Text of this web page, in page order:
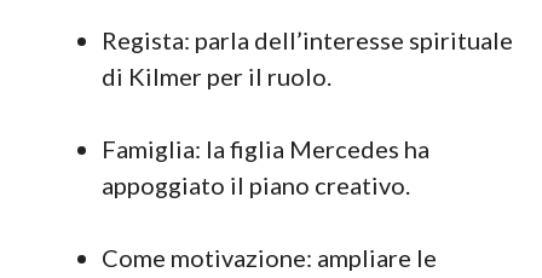
Regista: parla dell’interesse spirituale
di Kilmer per il ruolo.
Famiglia: la figlia Mercedes ha
appoggiato il piano creativo.
Come motivazione: ampliare le